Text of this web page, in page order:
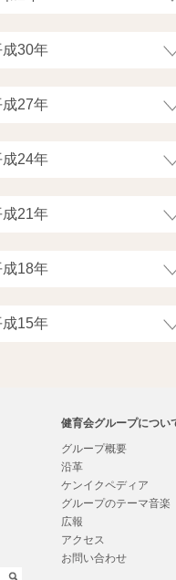
健育会グループについ
グループ概要
沿革
ケンイクペディア
グループのテーマ音楽
広報
アクセス
お問い合わせ